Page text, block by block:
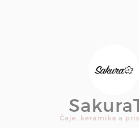
Čaje, keramika a